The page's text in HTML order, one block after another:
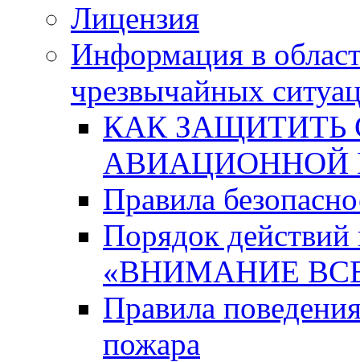
Лицензия
Информация в
чрезвычайных
КАК ЗАЩИТИТЬ
АВИАЦИОННОЙ
Правила
Порядок действий
«ВНИМАНИЕ
Правила
пожара